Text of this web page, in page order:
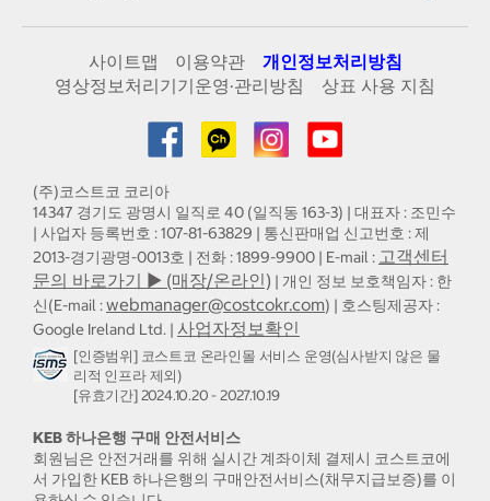
사이트맵 이용약관
개인정보처리방침
영상정보처리기기운영·관리방침
상표 사용 지침
(주)코스트코 코리아
14347 경기도 광명시 일직로 40 (일직동 163-3) | 대표자 : 조민수
| 사업자 등록번호 : 107-81-63829 | 통신판매업 신고번호 : 제
2013-경기광명-0013호 | 전화 : 1899-9900 | E-mail : 고객센터
문의 바로가기 ▶ (매장/온라인) | 개인 정보 보호책임자 : 한
신(E-mail :webmanager@costcokr.com) | 호스팅제공자 :
Google Ireland Ltd. | 사업자정보확인
[인증범위] 코스트코 온라인몰 서비스 운영(심사받지 않은 물
리적 인프라 제외)
[유효기간] 2024.10.20 - 2027.10.19
KEB 하나은행 구매 안전서비스
회원님은 안전거래를 위해 실시간 계좌이체 결제시 코스트코에
서 가입한 KEB 하나은행의 구매안전서비스(채무지급보증)를 이